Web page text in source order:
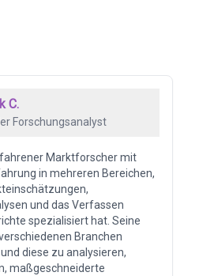
C.
Forschungsanalyst
Marktforscher mit
in mehreren Bereichen,
und das Verfassen
spezialisiert hat. Seine
Branchen
diese zu analysieren,
maßgeschneiderte